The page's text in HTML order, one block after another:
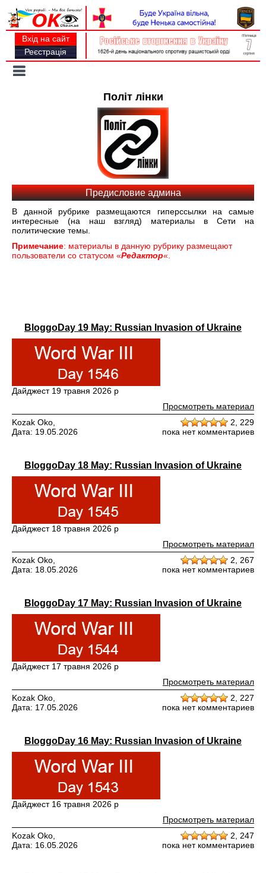
Вхід на сайт
Реєстрація
Політ лінки
Предисловие админа
В данной рубрике размещаются гиперссылки на самые
интересные (на наш взгляд) материалы в Сети на
политические темы.
Примечание: материалы в данную рубрику размещают
пользователи со статусом «Редактор«.
BloggoDay 19 May: Russian Invasion of Ukraine
Дайджест 19 травня 2026 р
Просмотреть материал
Kozak Oko,
Дата: 19.05.2026
2, 229
пока нет комментариев
BloggoDay 18 May: Russian Invasion of Ukraine
Дайджест 18 травня 2026 р
Просмотреть материал
Kozak Oko,
Дата: 18.05.2026
2, 267
пока нет комментариев
BloggoDay 17 May: Russian Invasion of Ukraine
Дайджест 17 травня 2026 р
Просмотреть материал
Kozak Oko,
Дата: 17.05.2026
2, 227
пока нет комментариев
BloggoDay 16 May: Russian Invasion of Ukraine
Дайджест 16 травня 2026 р
Просмотреть материал
Kozak Oko,
Дата: 16.05.2026
2, 247
пока нет комментариев